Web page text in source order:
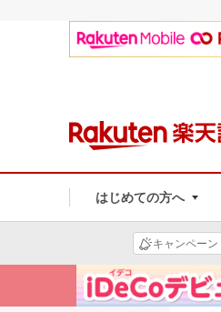
はじめての方へ
キャンペーン